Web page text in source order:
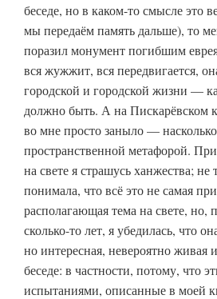
беседе, но в каком-то смысле это
мы передаём память дальше), то
поразил монумент погибшим
вся жужжит, вся передвигается,
городской и городской жизни —
должно быть. А на Пискарёвском
во мне просто заныло — насколько
пространственной метафорой.
на свете я страшусь ханжества; не
понимала, что всё это не самая
располагающая тема на свете, но,
сколько-то лет, я убедилась, что
но интересная, невероятно живая
беседе: в частности, потому, что
испытаниями, описанные в моей